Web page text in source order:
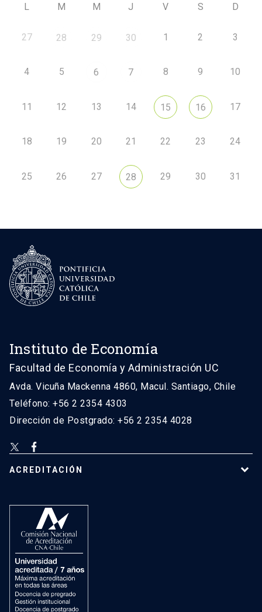
L M M J V S D
27 28 29 30 1 2 3
4 5 6 7 8 9 10
11 12 13 14 15 16 17
18 19 20 21 22 23 24
25 26 27 28 29 30 31
Instituto de Economía
Facultad de Economía y Administración UC
Avda. Vicuña Mackenna 4860, Macul. Santiago, Chile
Teléfono: +56 2 2354 4303
Dirección de Postgrado: +56 2 2354 4028
ACREDITACIÓN